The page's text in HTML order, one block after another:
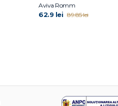
Aviva Romm
62.9 lei 89.85 lei